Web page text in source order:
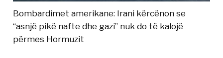
Bombardimet amerikane: Irani kërcënon se
“asnjë pikë nafte dhe gazi” nuk do të kalojë
përmes Hormuzit